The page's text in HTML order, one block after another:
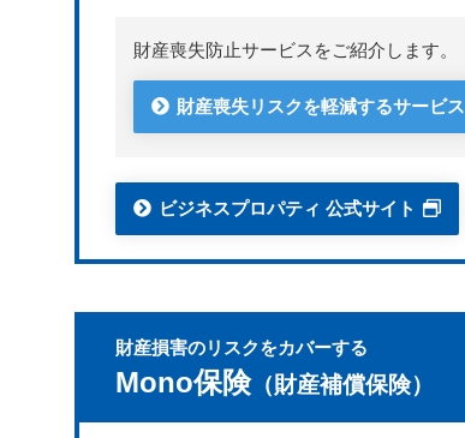
財産喪失防止サービスをご紹介します。
財産喪失リスクを軽減するサービス
ビジネスプロパティ 公式サイト
財産損害のリスクをカバーする
Mono保険（財産補償保険）